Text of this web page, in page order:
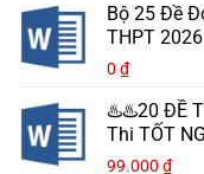
Bộ 25 Đề
THPT
0 ₫
♨️♨️20 ĐỀ
Thi TỐT
99.000 ₫